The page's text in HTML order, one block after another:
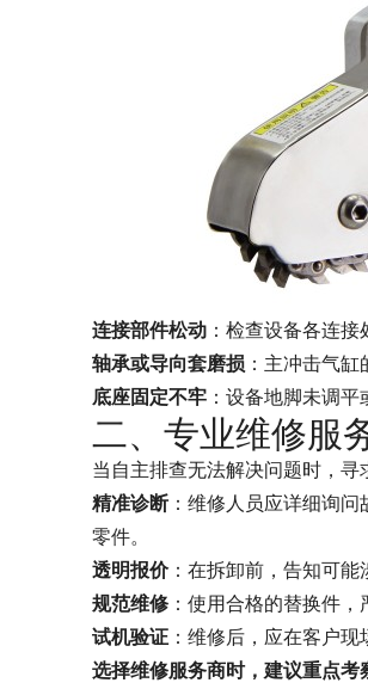
连接部件松动 ：检查设备各连
轴承或导向套磨损 ：主冲击气
底座固定不牢 ：设备地脚未调
二、专业维修服
当自主排查无法解决问题时，寻
精准诊断：维修人员应详细询问
零件。
透明报价：在拆卸前，告知可能
规范维修 ：使用合格的替换件
试机验证 ：维修后，应在客户
选择维修服务商时，建议重点考